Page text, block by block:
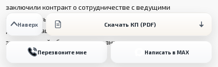
заключили контракт о сотрудничестве с ведущими
транспортными компаниями, которые в целости и сохранности
доставят Ваш груз в короткие сроки. Сотрудничество с нами -
это выгодный обмен опытом и знаниями.
Наверх Скачать КП (PDF)
Перезвоните мне Написать в MAX